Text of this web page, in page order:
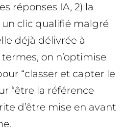
réponses IA, 2) la
clic qualifié malgré
déjà délivrée à
termes, on n’optimise
“classer et capter le
“être la référence
d’être mise en avant